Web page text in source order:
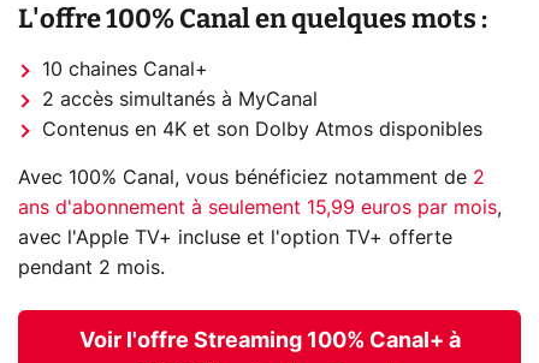
L'offre 100% Canal en quelques mots :
10 chaines Canal+
2 accès simultanés à MyCanal
Contenus en 4K et son Dolby Atmos disponibles
Avec 100% Canal, vous bénéficiez notamment de 2
ans d'abonnement à seulement 15,99 euros par mois,
avec l'Apple TV+ incluse et l'option TV+ offerte
pendant 2 mois.
Voir l'offre Streaming 100% Canal+ à